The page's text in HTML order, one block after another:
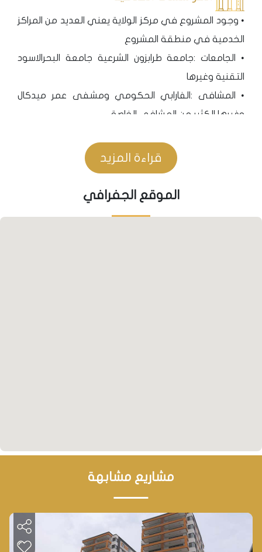
• وجود المشروع في مركز الولاية يعني العديد من المراكز
الخدمية في منطقة المشروع
• الجامعات :جامعة طرابزون الشرعية جامعة البحرالاسود
التقنية وغيرها
• المشافى :الفارابي الحكومي ومشفى عمر ميدكال
وغيرها الكثير من المشافى الخاصة.
الشهير ومول فوروم.
• قرب المشروع من الطريق الساحلي يعني توفر العديد من
قراءة المزيد
الموقع الجفرافي
مشاريع مشابهة